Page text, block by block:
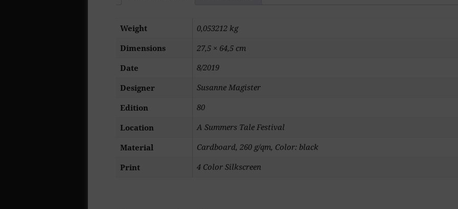
Weight
0,053212 kg
Dimensions
27,5 × 64,5 cm
Date
8/2019
Designer
Susanne Magister
Edition
80
Location
A Summers Tale Festival
Material
Cardboard, 260 g/qm, Color: black
Print
4 Color Silkscreen